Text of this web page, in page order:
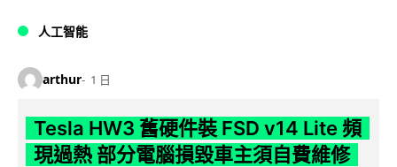
人工智能
arthur 1 日
Tesla HW3 舊硬件裝 FSD v14 Lite 頻
現過熱 部分電腦損毀車主須自費維修